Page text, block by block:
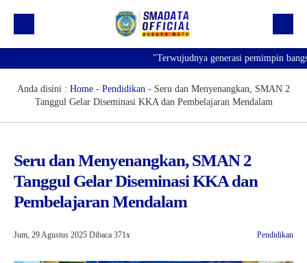
Profil
Informasi
Saluran Resmi WA
"Terwujudnya generasi pemimpin bangsa
Anda disini : Home - Pendidikan - Seru dan Menyenangkan, SMAN 2
Tanggul Gelar Diseminasi KKA dan Pembelajaran Mendalam
Seru dan Menyenangkan, SMAN 2
Tanggul Gelar Diseminasi KKA dan
Pembelajaran Mendalam
Jum, 29 Agustus 2025 Dibaca 371x Pendidikan